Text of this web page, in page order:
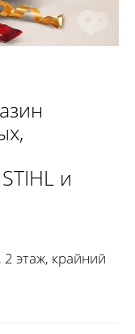
и
этаж, крайний